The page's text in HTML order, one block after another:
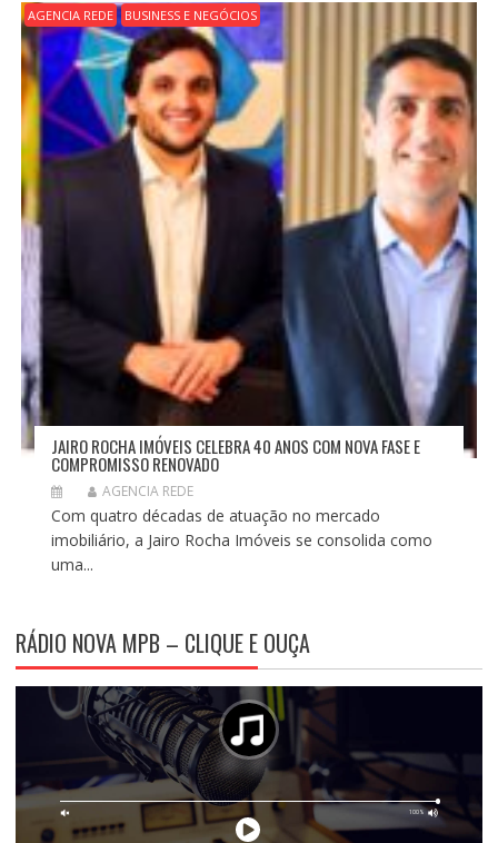
AGENCIA REDE BUSINESS E NEGÓCIOS
JAIRO ROCHA IMÓVEIS CELEBRA 40 ANOS COM NOVA FASE E
COMPROMISSO RENOVADO
AGENCIA REDE
Com quatro décadas de atuação no mercado
imobiliário, a Jairo Rocha Imóveis se consolida como
uma...
RÁDIO NOVA MPB – CLIQUE E OUÇA